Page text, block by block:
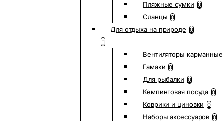
Пляжные сумки 0
Сланцы 0
Для отдыха на природе 0
Вентиляторы карманные
Гамаки 0
Для рыбалки 0
Кемпинговая посуда 0
Коврики и циновки 0
Наборы аксессуаров 0